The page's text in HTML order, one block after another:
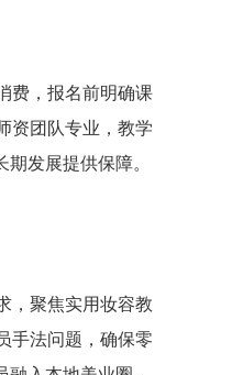
费，报名前明确课
资团队专业，教学
发展提供保障。
，聚焦实用妆容教
手法问题，确保零